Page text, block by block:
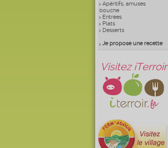
Apéritifs, amuses
bouche
Entrées
Plats
Desserts
Je propose une recette
Visitez iTerroir